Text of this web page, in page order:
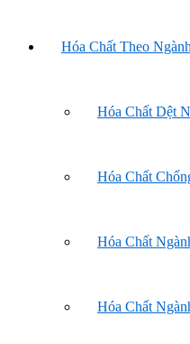
Hóa Chất Theo Ngành
Hóa Chất Dệt
Hóa Chất
Hóa Chất
Hóa Chất